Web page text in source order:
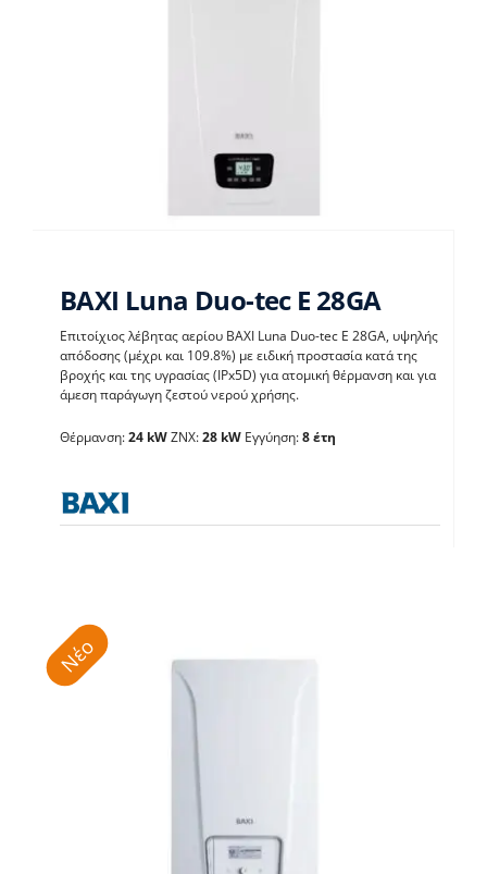
BAXI Luna Duo-tec E
28GA
BAXI Luna Duo-tec E 28GA
Επιτοίχιος λέβητας αερίου BAXI Luna Duo-tec E 28GA, υψηλής
απόδοσης (μέχρι και 109.8%) με ειδική προστασία κατά της
βροχής και της υγρασίας (IPx5D) για ατομική θέρμανση και για
άμεση παράγωγη ζεστού νερού χρήσης.
Θέρμανση:24 kWΖΝΧ:28 kWΕγγύηση:8 έτη
Νέο